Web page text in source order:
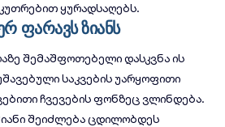
ყურადსაღებს.
ფარავს ზიანს
შემაშფოთებელი დასკვნა ის
საკვების უარყოფითი
ჩვევების ფონზეც ვლინდება.
შეიძლება ცდილობდეს